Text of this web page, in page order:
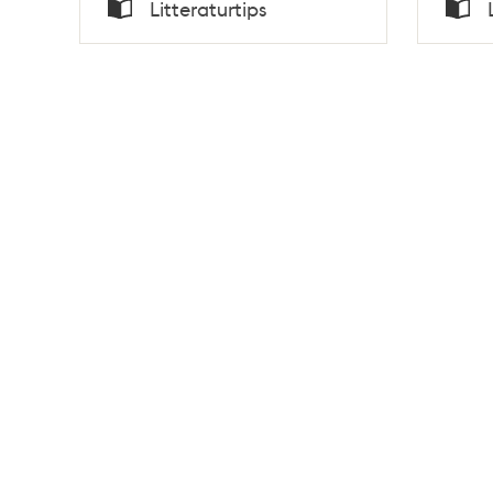
Litteraturtips